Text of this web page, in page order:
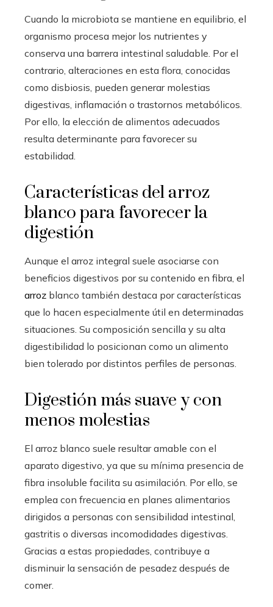
Cuando la microbiota se mantiene en equilibrio, el
organismo procesa mejor los nutrientes y
conserva una barrera intestinal saludable. Por el
contrario, alteraciones en esta flora, conocidas
como disbiosis, pueden generar molestias
digestivas, inflamación o trastornos metabólicos.
Por ello, la elección de alimentos adecuados
resulta determinante para favorecer su
estabilidad.
Características del arroz
blanco para favorecer la
digestión
Aunque el arroz integral suele asociarse con
beneficios digestivos por su contenido en fibra, el
arroz blanco también destaca por características
que lo hacen especialmente útil en determinadas
situaciones. Su composición sencilla y su alta
digestibilidad lo posicionan como un alimento
bien tolerado por distintos perfiles de personas.
Digestión más suave y con
menos molestias
El arroz blanco suele resultar amable con el
aparato digestivo, ya que su mínima presencia de
fibra insoluble facilita su asimilación. Por ello, se
emplea con frecuencia en planes alimentarios
dirigidos a personas con sensibilidad intestinal,
gastritis o diversas incomodidades digestivas.
Gracias a estas propiedades, contribuye a
disminuir la sensación de pesadez después de
comer.